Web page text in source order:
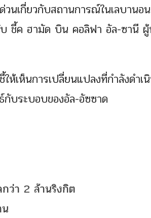
วนเกี่ยวกับสถานการณ์ในเลบานอ
บ ชี้ค ฮามัด บิน คอลิฟา อัล-ซานี
เห็นการเปลี่ยนแปลงที่กำลังดำเ
บระบอบของอัล-อัซซาด
กว่า 2 ล้านริงกิต